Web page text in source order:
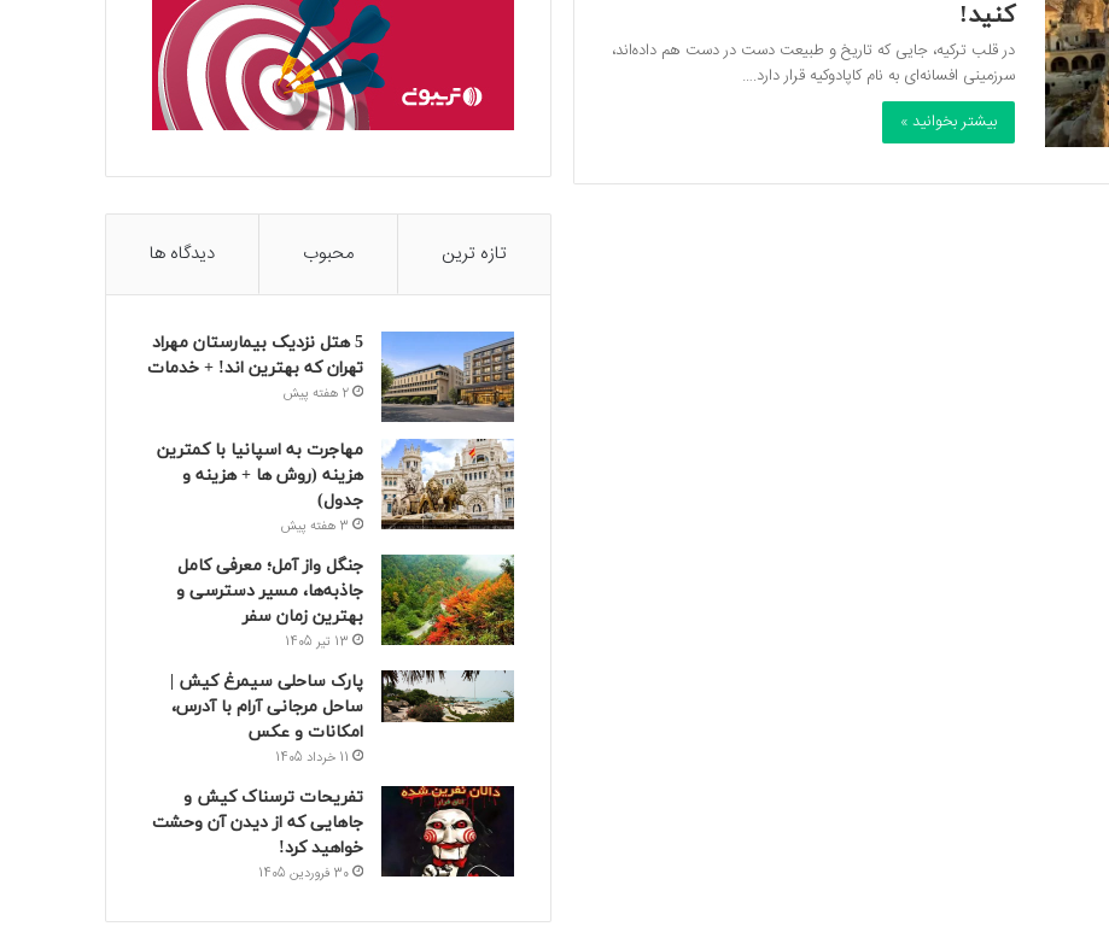
کنید!
در قلب ترکیه، جایی که تاریخ و طبیعت دست در دست هم داده‌اند،
سرزمینی افسانه‌ای به نام کاپادوکیه قرار دارد.…
بیشتر بخوانید »
تازه ترین محبوب دیدگاه ها
5 هتل نزدیک بیمارستان مهراد
تهران که بهترین‌ اند! + خدمات
2 هفته پیش
مهاجرت به اسپانیا با کمترین
هزینه (روش ها + هزینه و
جدول)
3 هفته پیش
جنگل واز آمل؛ معرفی کامل
جاذبه‌ها، مسیر دسترسی و
بهترین زمان سفر
13 تیر 1405
پارک ساحلی سیمرغ کیش |
ساحل مرجانی آرام با آدرس،
امکانات و عکس
11 خرداد 1405
تفریحات ترسناک کیش و
جاهایی که از دیدن آن وحشت
خواهید کرد!
30 فروردین 1405